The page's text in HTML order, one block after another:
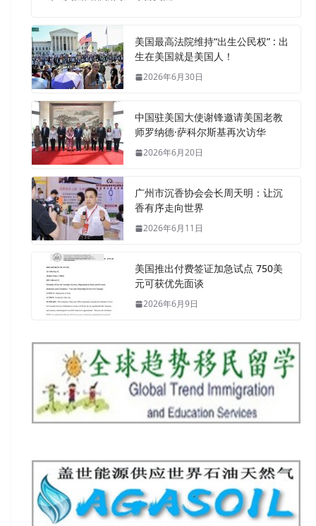
美国最高法院维持“出生公民权” : 出
生在美国就是美国人！
2026年6月30日
中国驻美国大使谢锋邀请美国老教
师罗纳德·萨科尔斯基再次访华
2026年6月20日
广州市沉香协会会长周天明：让沉
香有序走向世界
2026年6月11日
美国推出付费签证加急试点 750美
元可获优先面谈
2026年6月9日